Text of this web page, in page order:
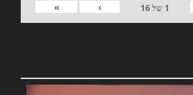
1 של16
›
»